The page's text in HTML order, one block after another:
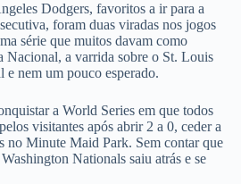
Dodgers, favoritos a ir para a
foram duas viradas nos jogos
série que muitos davam como
Nacional, a varrida sobre o St. Louis
nem um pouco esperado.
a World Series em que todos
visitantes após abrir 2 a 0, ceder a
no Minute Maid Park. Sem contar que
Nationals saiu atrás e se